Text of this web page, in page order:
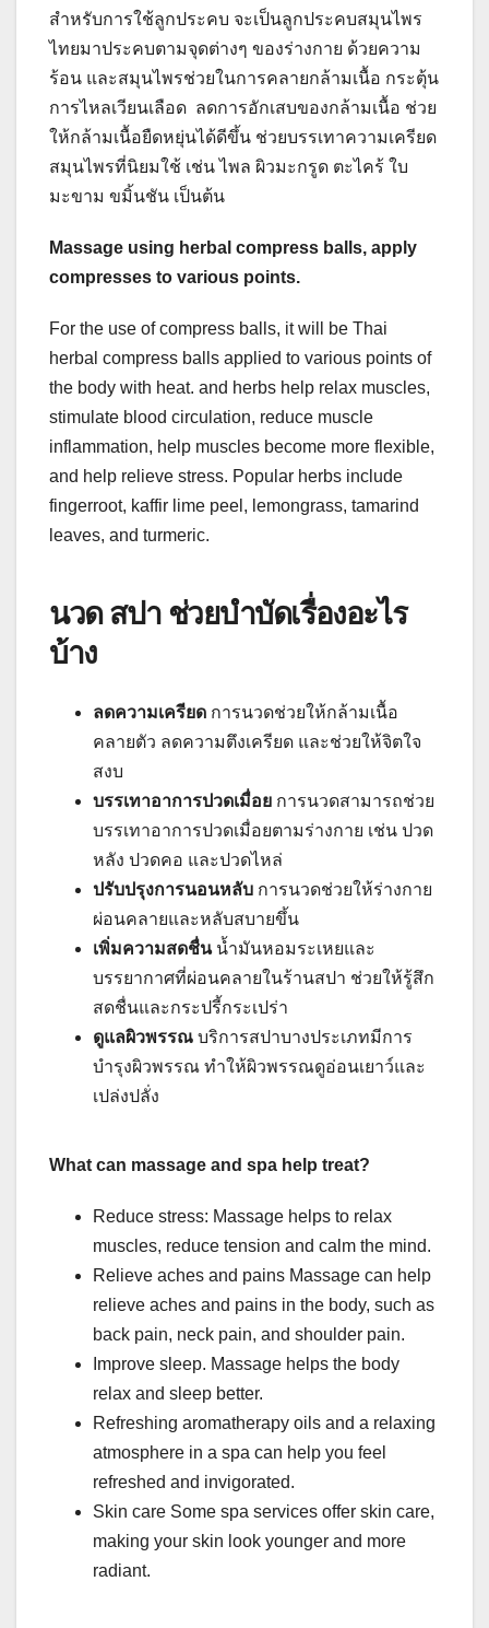
สำหรับการใช้ลูกประคบ จะเป็นลูกประคบสมุนไพร
ไทยมาประคบตามจุดต่างๆ ของร่างกาย ด้วยความ
ร้อน และสมุนไพรช่วยในการคลายกล้ามเนื้อ กระตุ้น
การไหลเวียนเลือด ลดการอักเสบของกล้ามเนื้อ ช่วย
ให้กล้ามเนื้อยืดหยุ่นได้ดีขึ้น ช่วยบรรเทาความเครียด
สมุนไพรที่นิยมใช้ เช่น ไพล ผิวมะกรูด ตะไคร้ ใบ
มะขาม ขมิ้นชัน เป็นต้น
Massage using herbal compress balls, apply
compresses to various points.
For the use of compress balls, it will be Thai
herbal compress balls applied to various points of
the body with heat. and herbs help relax muscles,
stimulate blood circulation, reduce muscle
inflammation, help muscles become more flexible,
and help relieve stress. Popular herbs include
fingerroot, kaffir lime peel, lemongrass, tamarind
leaves, and turmeric.
นวด สปา ช่วยบำบัดเรื่องอะไร
บ้าง
ลดความเครียด การนวดช่วยให้กล้ามเนื้อ
คลายตัว ลดความตึงเครียด และช่วยให้จิตใจ
สงบ
บรรเทาอาการปวดเมื่อย การนวดสามารถช่วย
บรรเทาอาการปวดเมื่อยตามร่างกาย เช่น ปวด
หลัง ปวดคอ และปวดไหล่
ปรับปรุงการนอนหลับ การนวดช่วยให้ร่างกาย
ผ่อนคลายและหลับสบายขึ้น
เพิ่มความสดชื่นน้ำมันหอมระเหยและ
บรรยากาศที่ผ่อนคลายในร้านสปา ช่วยให้รู้สึก
สดชื่นและกระปรี้กระเปร่า
ดูแลผิวพรรณ บริการสปาบางประเภทมีการ
บำรุงผิวพรรณ ทำให้ผิวพรรณดูอ่อนเยาว์และ
เปล่งปลั่ง
What can massage and spa help treat?
Reduce stress: Massage helps to relax
muscles, reduce tension and calm the mind.
Relieve aches and pains Massage can help
relieve aches and pains in the body, such as
back pain, neck pain, and shoulder pain.
Improve sleep. Massage helps the body
relax and sleep better.
Refreshing aromatherapy oils and a relaxing
atmosphere in a spa can help you feel
refreshed and invigorated.
Skin care Some spa services offer skin care,
making your skin look younger and more
radiant.